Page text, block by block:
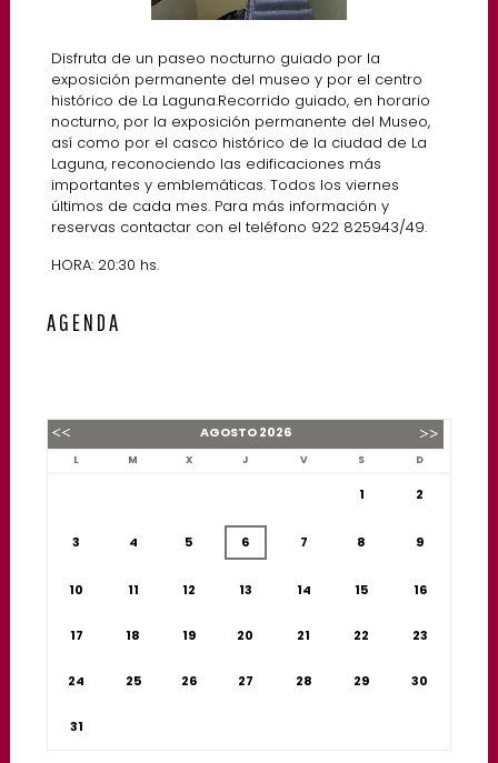
Disfruta de un paseo nocturno guiado por la
exposición permanente del museo y por el centro
histórico de La Laguna.Recorrido guiado, en horario
nocturno, por la exposición permanente del Museo,
así como por el casco histórico de la ciudad de La
Laguna, reconociendo las edificaciones más
importantes y emblemáticas. Todos los viernes
últimos de cada mes. Para más información y
reservas contactar con el teléfono 922 825943/49.
HORA: 20:30 hs.
AGENDA
AGOSTO2026
L M X J V S D
1 2
3 4 5 6 7 8 9
10 11 12 13 14 15 16
17 18 19 20 21 22 23
24 25 26 27 28 29 30
31